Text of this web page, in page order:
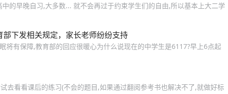
中的早晚自习,大多数... 就不会再过于约束学生们的自由,所以基本上大二学
下发相关规定，家长老师纷纷支持
将有保障,教育部的回应很暖心为什么说现在的中学生是6117?早上6点起
去看看课后的练习(不会的题目,如果通过翻阅参考书也解决不了,就做好标